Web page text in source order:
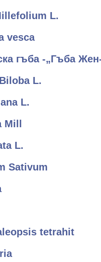
L.
vesca
гъба -„Гъба
L.
L.
L.
Sativum
tetrahit